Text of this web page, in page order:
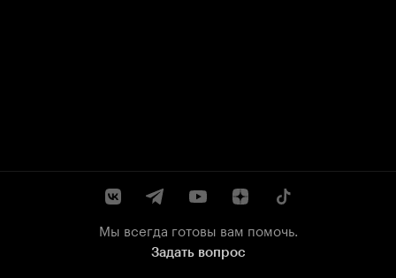
Мы всегда готовы вам помочь.
Задать вопрос